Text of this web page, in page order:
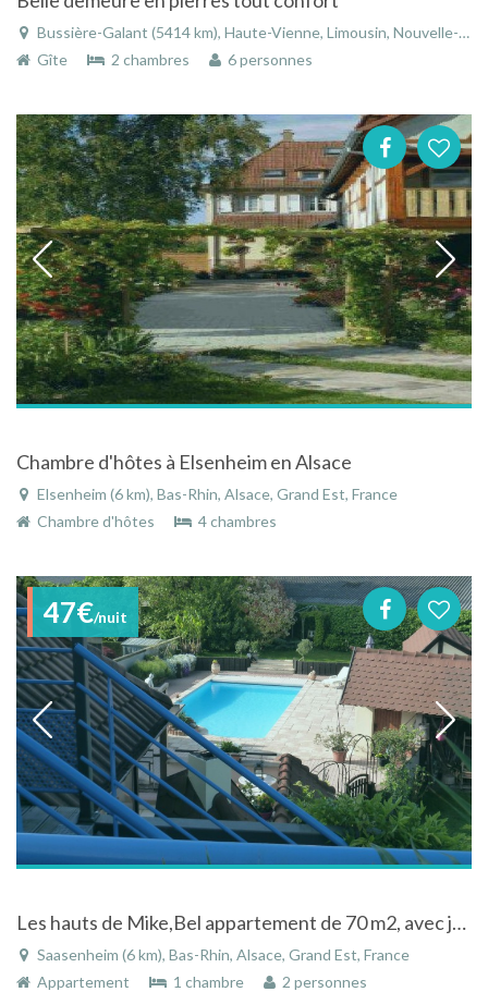
Bussière-Galant (5414 km), Haute-Vienne, Limousin, Nouvelle-Aquitaine, France
Gîte
2 chambres 6 personnes
Chambre d'hôtes à Elsenheim en Alsace
Elsenheim (6 km), Bas-Rhin, Alsace, Grand Est, France
Chambre d'hôtes
4 chambres
47€/nuit
Les hauts de Mike,Bel appartement de 70 m2, avec jardin et piscine
Saasenheim (6 km), Bas-Rhin, Alsace, Grand Est, France
Appartement
1 chambre 2 personnes